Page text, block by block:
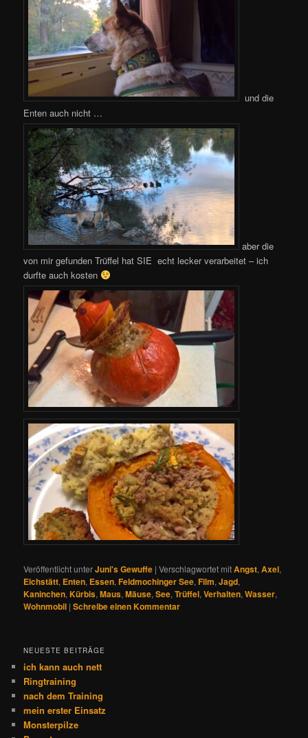
und die
Enten auch nicht …
aber die
von mir gefunden Trüffel hat SIE echt lecker verarbeitet – ich
durfte auch kosten
Veröffentlicht unterJuni's Gewuffe |Verschlagwortet mitAngst,Axel,
Eichstätt, Enten, Essen,Feldmochinger See,Film,Jagd,
Kaninchen,Kürbis,Maus,Mäuse,See,Trüffel,Verhalten,Wasser,
Wohnmobil |Schreibe einen Kommentar
NEUESTE BEITRÄGE
ich kann auch nett
Ringtraining
nach dem Training
mein erster Einsatz
Monsterpilze